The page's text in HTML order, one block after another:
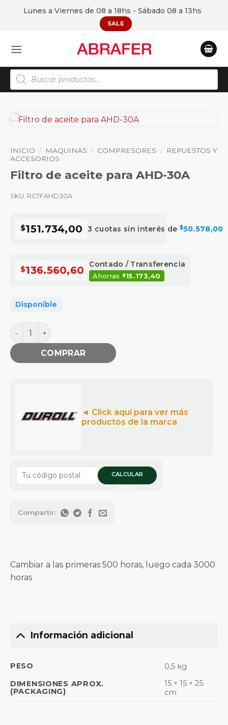
Lunes a Viernes de 08 a 18hs - Sábado 08 a 13hs
SALE
Búsqueda
de
productos
INICIO / MAQUINAS / COMPRESORES /
REPUESTOS Y
ACCESORIOS
Filtro de aceite para AHD-30A
$151.734,00 3 cuotas sin interés de $50.578,00
$136.560,60
Contado / Transferencia
Ahorras $15.173,40
Cambiar a las primeras 500 horas, luego cada 3000
horas
Disponible
Filtro de aceite para AHD-30A cantidad
COMPRAR
CALCULAR
SKU: RCTFAHD30A
Información adicional
PESO
0,5 kg
DIMENSIONES APROX.
(PACKAGING)
15 × 15 × 25
cm